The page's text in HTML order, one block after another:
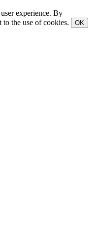
experience. By
to the use of cookies.
OK